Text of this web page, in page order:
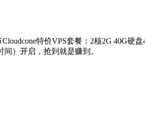
特价VPS套餐：2核2G 40G硬
）开启，抢到就是赚到。